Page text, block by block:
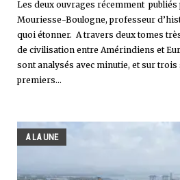
Les deux ouvrages récemment
Mouriesse-Boulogne, professeur
quoi étonner. A travers deux tomes
de civilisation entre Amérindiens et
sont analysés avec minutie, et sur trois
premiers...
A LA UNE